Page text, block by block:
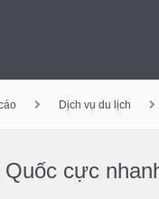
Dịch vụ du lịch
cực